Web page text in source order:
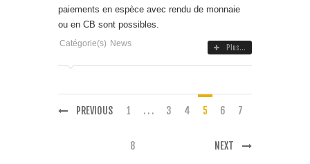
paiements en espèce avec rendu de monnaie
ou en CB sont possibles.
Catégorie(s) News Plus...
PREVIOUS 1 . . . 3 4 5 6 7
8 NEXT